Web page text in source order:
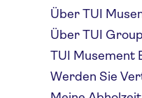
Über TUI
Über TUI Group
TUI Musement
Werden Sie